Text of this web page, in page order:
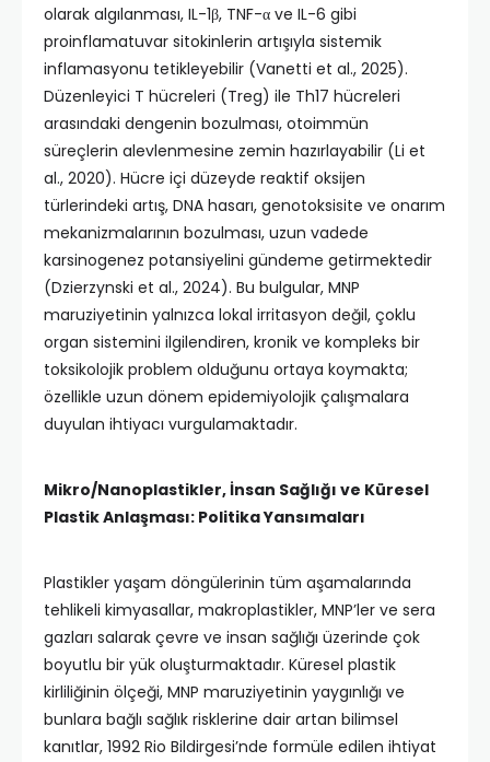
olarak algılanması, IL-1β, TNF-α ve IL-6 gibi
proinflamatuvar sitokinlerin artışıyla sistemik
inflamasyonu tetikleyebilir (Vanetti et al., 2025).
Düzenleyici T hücreleri (Treg) ile Th17 hücreleri
arasındaki dengenin bozulması, otoimmün
süreçlerin alevlenmesine zemin hazırlayabilir (Li et
al., 2020). Hücre içi düzeyde reaktif oksijen
türlerindeki artış, DNA hasarı, genotoksisite ve onarım
mekanizmalarının bozulması, uzun vadede
karsinogenez potansiyelini gündeme getirmektedir
(Dzierzynski et al., 2024). Bu bulgular, MNP
maruziyetinin yalnızca lokal irritasyon değil, çoklu
organ sistemini ilgilendiren, kronik ve kompleks bir
toksikolojik problem olduğunu ortaya koymakta;
özellikle uzun dönem epidemiyolojik çalışmalara
duyulan ihtiyacı vurgulamaktadır.
Mikro/Nanoplastikler, İnsan Sağlığı ve Küresel
Plastik Anlaşması: Politika Yansımaları
Plastikler yaşam döngülerinin tüm aşamalarında
tehlikeli kimyasallar, makroplastikler, MNP’ler ve sera
gazları salarak çevre ve insan sağlığı üzerinde çok
boyutlu bir yük oluşturmaktadır. Küresel plastik
kirliliğinin ölçeği, MNP maruziyetinin yaygınlığı ve
bunlara bağlı sağlık risklerine dair artan bilimsel
kanıtlar, 1992 Rio Bildirgesi’nde formüle edilen ihtiyat